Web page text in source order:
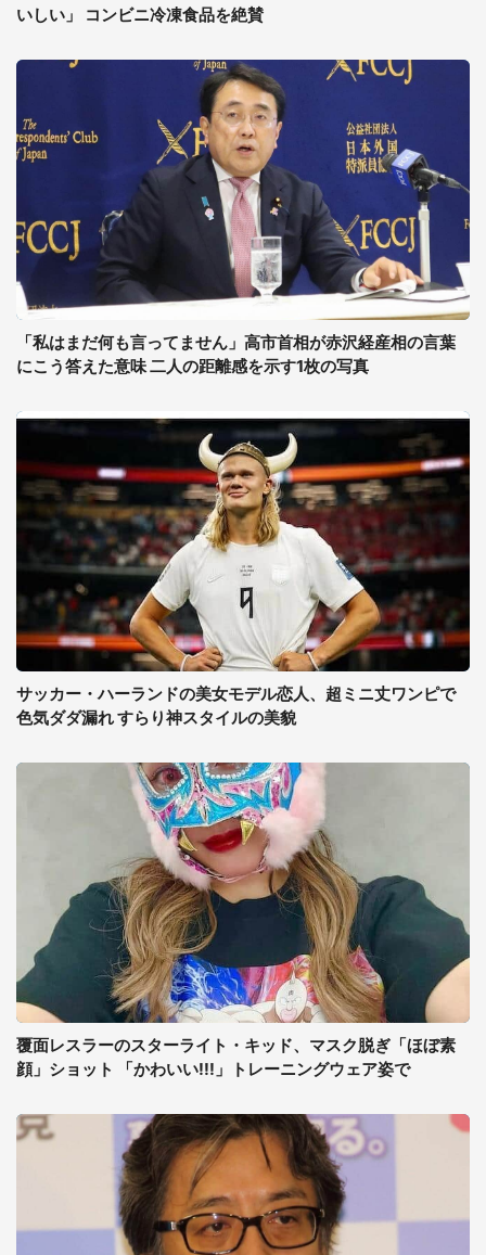
いしい」 コンビニ冷凍食品を絶賛
「私はまだ何も言ってません」高市首相が赤沢経産相の言葉
にこう答えた意味 二人の距離感を示す1枚の写真
サッカー・ハーランドの美女モデル恋人、超ミニ丈ワンピで
色気ダダ漏れ すらり神スタイルの美貌
覆面レスラーのスターライト・キッド、マスク脱ぎ「ほぼ素
顔」ショット 「かわいい!!!」トレーニングウェア姿で